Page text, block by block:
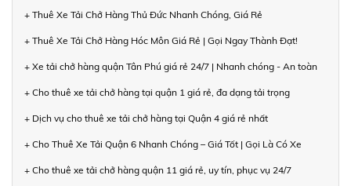
+ Thuê Xe Tải Chở Hàng Thủ Đức Nhanh Chóng, Giá Rẻ
+ Thuê Xe Tải Chở Hàng Hóc Môn Giá Rẻ | Gọi Ngay Thành Đạt!
+ Xe tải chở hàng quận Tân Phú giá rẻ 24/7 | Nhanh chóng - An toàn
+ Cho thuê xe tải chở hàng tại quận 1 giá rẻ, đa dạng tải trọng
+ Dịch vụ cho thuê xe tải chở hàng tại Quận 4 giá rẻ nhất
+ Cho Thuê Xe Tải Quận 6 Nhanh Chóng – Giá Tốt | Gọi Là Có Xe
+ Cho thuê xe tải chở hàng quận 11 giá rẻ, uy tín, phục vụ 24/7